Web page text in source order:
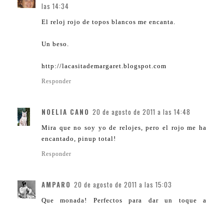
las 14:34
El reloj rojo de topos blancos me encanta.
Un beso.
http://lacasitademargaret.blogspot.com
Responder
NOELIA CANO 20 de agosto de 2011 a las 14:48
Mira que no soy yo de relojes, pero el rojo me ha
encantado, pinup total!
Responder
AMPARO 20 de agosto de 2011 a las 15:03
Que monada! Perfectos para dar un toque a